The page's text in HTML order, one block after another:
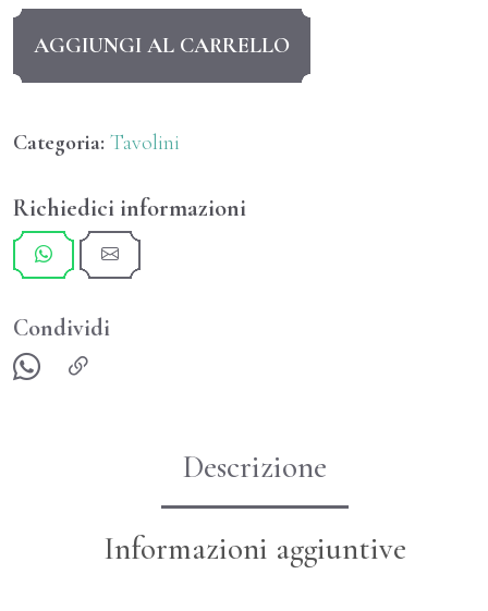
TAVOLINO-
TOILETTE
IN
STILE
X
EPOCA
META'
800
FRANCIA
quantità
AGGIUNGI AL CARRELLO
Categoria: Tavolini
Richiedici informazioni
Condividi
Descrizione
Informazioni aggiuntive